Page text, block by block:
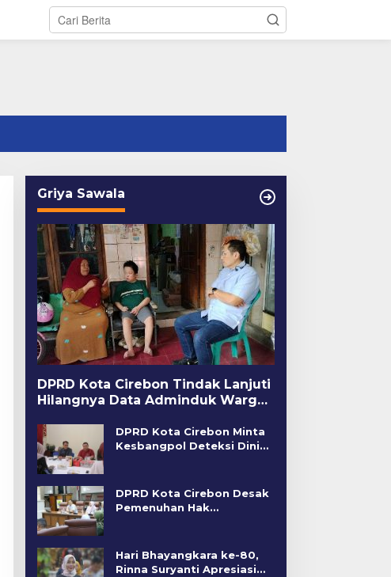
Griya Sawala
DPRD Kota Cirebon Tindak Lanjuti
Hilangnya Data Adminduk Warga
DPRD Kota Cirebon Minta
Kesbangpol Deteksi Dini
DPRD Kota Cirebon Desak
Pemenuhan Hak
Hari Bhayangkara ke-80,
Rinna Suryanti Apresiasi